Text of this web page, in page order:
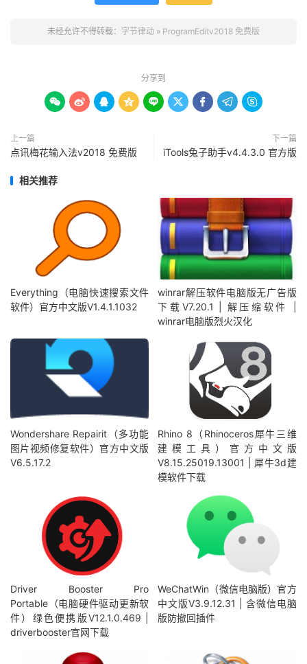
未经允许不得转载： 字节律动 » ​ProgramEditv2018 免费版
分享到
        
上一篇
点讯梅花输入法v2018 免费版
下一篇
iTools兔子助手v4.4.3.0 官方版
相关推荐
Everything（电脑快速搜索文件
软件）官方中文版V1.4.1.1032
winrar解压软件电脑版无广告版
下载V7.20.1 | 解压缩软件 |
winrar电脑版烈火汉化
Wondershare Repairit（多功能
图片视频修复软件）官方中文版
V6.5.17.2
Rhino 8（Rhinoceros犀牛三维
建模工具）官方中文版
V8.15.25019.13001 | 犀牛3d建
模软件下载
Driver Booster Pro
Portable（电脑硬件驱动更新软
件）绿色便携版V12.1.0.469 |
driverbooster官网下载
WeChatWin（微信电脑版）官方
中文版V3.9.12.31 | 含微信电脑
版防撤回插件